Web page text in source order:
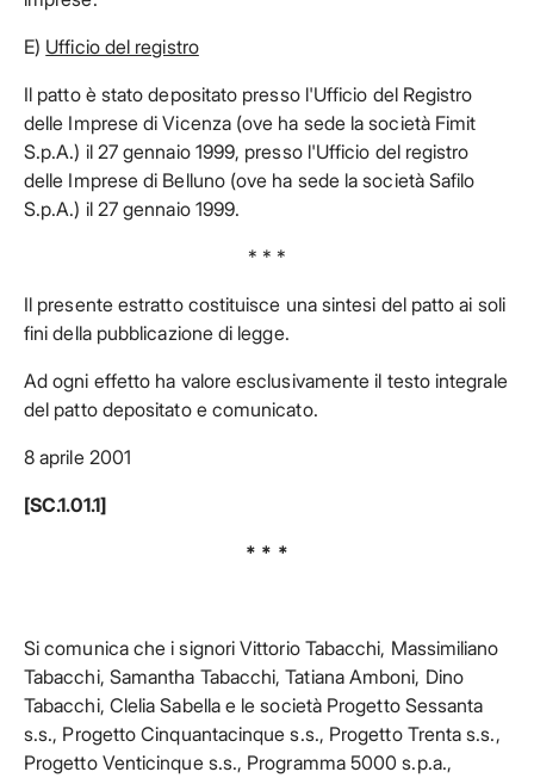
E) Ufficio del registro
Il patto è stato depositato presso l'Ufficio del Registro
delle Imprese di Vicenza (ove ha sede la società Fimit
S.p.A.) il 27 gennaio 1999, presso l'Ufficio del registro
delle Imprese di Belluno (ove ha sede la società Safilo
S.p.A.) il 27 gennaio 1999.
* * *
Il presente estratto costituisce una sintesi del patto ai soli
fini della pubblicazione di legge.
Ad ogni effetto ha valore esclusivamente il testo integrale
del patto depositato e comunicato.
8 aprile 2001
[SC.1.01.1]
* * *
Si comunica che i signori Vittorio Tabacchi, Massimiliano
Tabacchi, Samantha Tabacchi, Tatiana Amboni, Dino
Tabacchi, Clelia Sabella e le società Progetto Sessanta
s.s., Progetto Cinquantacinque s.s., Progetto Trenta s.s.,
Progetto Venticinque s.s., Programma 5000 s.p.a.,